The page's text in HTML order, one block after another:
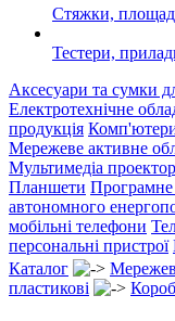
Стяжки,
Тестери,
Аксесуари та сумки
Електротехнічне
продукція
Мережеве активне
Мультимедіа
Планшети Програмне
автономного
мобільні телефони
персональні пристрої
Каталог
пластикові